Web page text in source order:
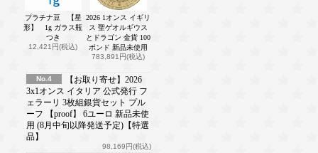
プラチナ豆 【星
形】 1g ガラス瓶
つき
12,421円(税込)
2026 1オンス イギリ
ス 聖ゲオルギウス
とドラゴン 金貨 100
ポンド 新品未使用
783,891円(税込)
No.4
【お取り寄せ】2026
3x1オンス イタリア 公式発行 フ
ェラーリ 3枚組銀貨セット プル
ーフ 【proof】 6ユーロ 新品未使
用 (8月中旬以降発送予定)【特選
品】
98,169円(税込)